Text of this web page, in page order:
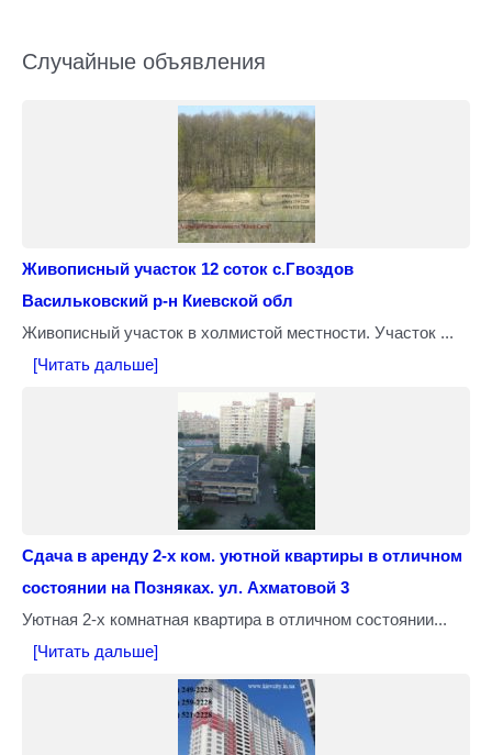
Случайные объявления
Живописный участок 12 соток с.Гвоздов
Васильковский р-н Киевской обл
Живописный участок в холмистой местности. Участок ...
[Читать дальше]
Сдача в аренду 2-х ком. уютной квартиры в отличном
состоянии на Позняках. ул. Ахматовой 3
Уютная 2-х комнатная квартира в отличном состоянии...
[Читать дальше]